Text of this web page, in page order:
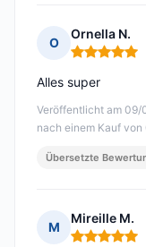
O
Ornella N.
Hinweis: 5
Veröffentlicht am 09/
nach einem Kauf
Alles super
Übersetzte
M
Mireille M.
Hinweis: 5